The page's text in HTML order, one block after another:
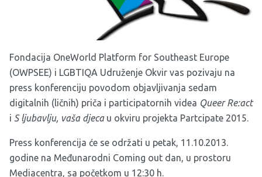
Fondacija OneWorld Platform for Southeast Europe
(OWPSEE) i LGBTIQA Udruženje Okvir vas pozivaju na
press konferenciju povodom objavljivanja sedam
digitalnih (ličnih) priča i participatornih videa Queer Re:act
i S ljubavlju, vaša djecau okviru projekta Partcipate 2015.
Press konferencija će se održati u petak, 11.10.2013.
godine na Međunarodni Coming out dan, u prostoru
Mediacentra, sa početkom u 12:30 h.